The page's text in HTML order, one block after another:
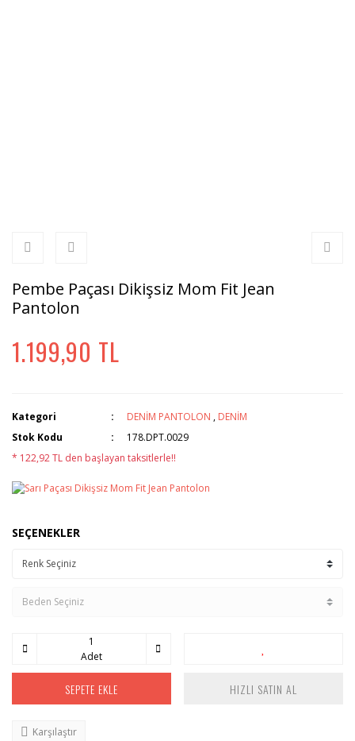
Pembe Paçası Dikişsiz Mom Fit Jean
Pantolon
1.199,90 TL
Kategori DENİM PANTOLON , DENİM
Stok Kodu
178.DPT.0029
* 122,92 TL den başlayan taksitlerle!!
SEÇENEKLER
Adet
SEPETE EKLE HIZLI SATIN AL
Karşılaştır